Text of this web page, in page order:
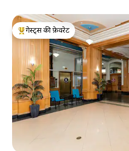
गेस्ट्स का टॉप फ़ेवरेट
गेस्ट्स की फ़ेवरेट